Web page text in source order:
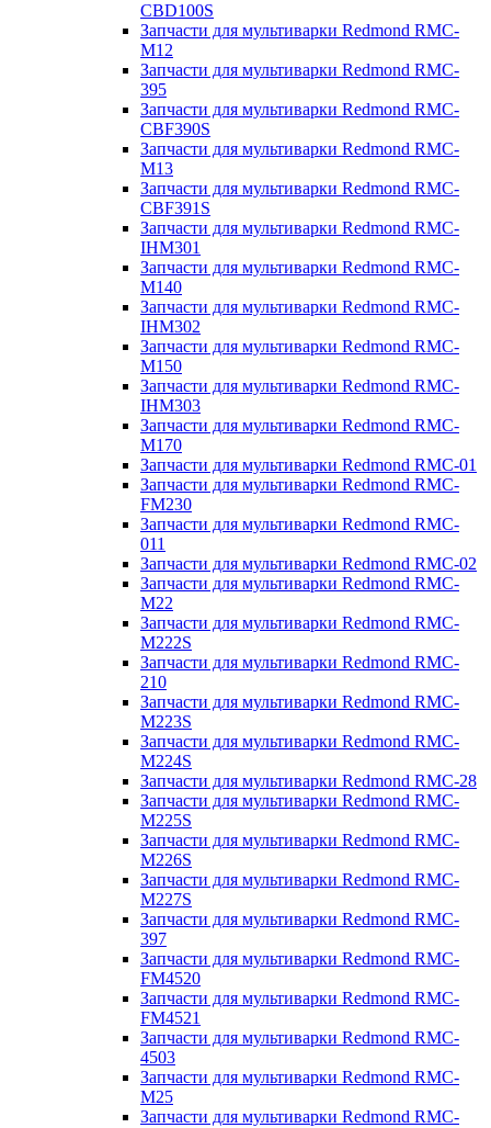
CBD100S
Запчасти для мультиварки Redmond RMC-
M12
Запчасти для мультиварки Redmond RMC-
395
Запчасти для мультиварки Redmond RMC-
CBF390S
Запчасти для мультиварки Redmond RMC-
M13
Запчасти для мультиварки Redmond RMC-
CBF391S
Запчасти для мультиварки Redmond RMC-
IHM301
Запчасти для мультиварки Redmond RMC-
M140
Запчасти для мультиварки Redmond RMC-
IHM302
Запчасти для мультиварки Redmond RMC-
M150
Запчасти для мультиварки Redmond RMC-
IHM303
Запчасти для мультиварки Redmond RMC-
M170
Запчасти для мультиварки Redmond RMC-01
Запчасти для мультиварки Redmond RMC-
FM230
Запчасти для мультиварки Redmond RMC-
011
Запчасти для мультиварки Redmond RMC-02
Запчасти для мультиварки Redmond RMC-
M22
Запчасти для мультиварки Redmond RMC-
M222S
Запчасти для мультиварки Redmond RMC-
210
Запчасти для мультиварки Redmond RMC-
M223S
Запчасти для мультиварки Redmond RMC-
M224S
Запчасти для мультиварки Redmond RMC-28
Запчасти для мультиварки Redmond RMC-
M225S
Запчасти для мультиварки Redmond RMC-
M226S
Запчасти для мультиварки Redmond RMC-
M227S
Запчасти для мультиварки Redmond RMC-
397
Запчасти для мультиварки Redmond RMC-
FM4520
Запчасти для мультиварки Redmond RMC-
FM4521
Запчасти для мультиварки Redmond RMC-
4503
Запчасти для мультиварки Redmond RMC-
M25
Запчасти для мультиварки Redmond RMC-